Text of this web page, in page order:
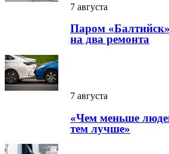
7 августа
Паром
на два ремонта
7 августа
«Чем меньше
тем лучше»